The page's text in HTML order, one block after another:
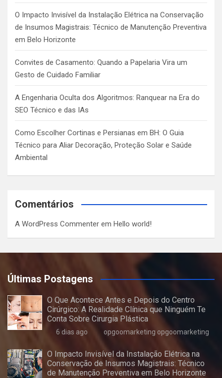
O Impacto Invisível da Instalação Elétrica na Conservação
de Insumos Magistrais: Técnico de Manutenção Preventiva
em Belo Horizonte
Convites de Casamento: Quando a Papelaria Vira um
Gesto de Cuidado Familiar
A Engenharia Oculta dos Algoritmos: Ranquear na Era do
SEO Técnico e das IAs
Como Escolher Cortinas e Persianas em BH: O Guia
Técnico para Aliar Decoração, Proteção Solar e Saúde
Ambiental
Comentários
A WordPress Commenter em Hello world!
Últimas Postagens
O Que Acontece Antes e Depois do Centro
Cirúrgico: A Realidade Clínica que Ninguém Te
Conta Sobre Cirurgia Plástica
6 dias ago opgoomarketing opgoomarketing
O Impacto Invisível da Instalação Elétrica na
Conservação de Insumos Magistrais: Técnico
de Manutenção Preventiva em Belo Horizonte